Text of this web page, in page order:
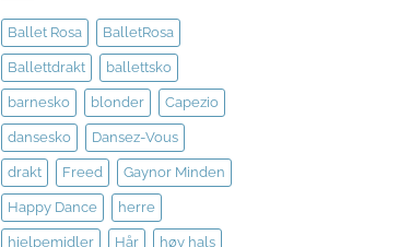
Ballet Rosa BalletRosa
Ballettdrakt ballettsko
barnesko blonder Capezio
dansesko Dansez-Vous
drakt Freed Gaynor Minden
Happy Dance herre
hjelpemidler Hår høy hals